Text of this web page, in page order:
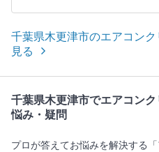
千葉県木更津市のエアコン
見る
千葉県木更津市でエアコン
悩み・疑問
プロが答えてお悩みを解決する